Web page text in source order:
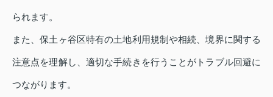
られます。
また、保土ヶ谷区特有の土地利用規制や相続、境界に関する
注意点を理解し、適切な手続きを行うことがトラブル回避に
つながります。